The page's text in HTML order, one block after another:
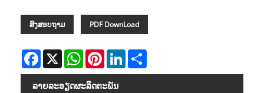
ສົ່ງສອບຖາມ PDF DownLoad
Facebook
X WhatsAppPinterestLinkedIn
ລາຍ​ລະ​ອຽດ​ຜະ​ລິດ​ຕະ​ພັນ